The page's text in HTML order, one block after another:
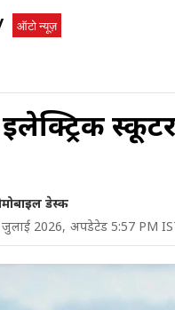
ऑटो न्यूज़
डेस्क
2026, अपडेटेड 5:57 PM